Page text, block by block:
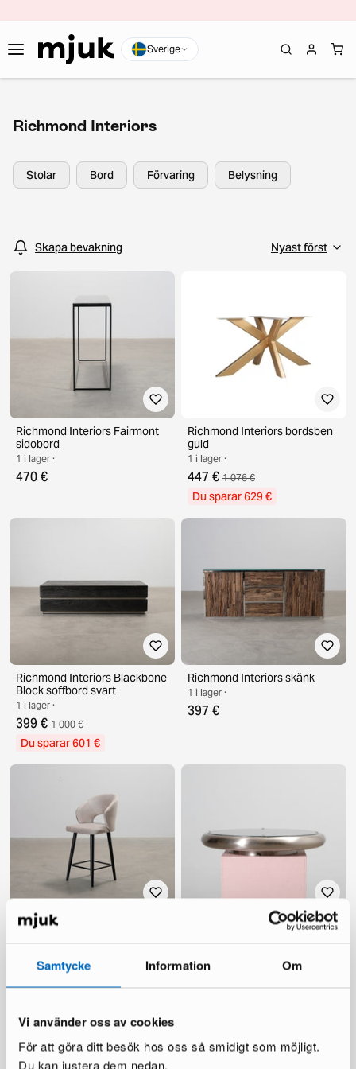
Samtycke Information Om
Vi använder oss av cookies
För att göra ditt besök hos oss så smidigt som möjligt.
Du kan justera dem nedan.
Sverige
Richmond Interiors
Stolar Bord Förvaring Belysning
Skapa bevakning
Richmond Interiors Fairmont
sidobord
1 i lager ·
470 €
Richmond Interiors bordsben
guld
1 i lager ·
447 € 1 076 €
Du sparar 629 €
Richmond Interiors Blackbone
Block soffbord svart
1 i lager ·
399 € 1 000 €
Du sparar 601 €
Richmond Interiors skänk
1 i lager ·
397 €
Richmond Interiors Savoy
160 € 380 €
Du sparar 220 €
Richmond Interiors Destiny
388 €
Du sparar 951 €